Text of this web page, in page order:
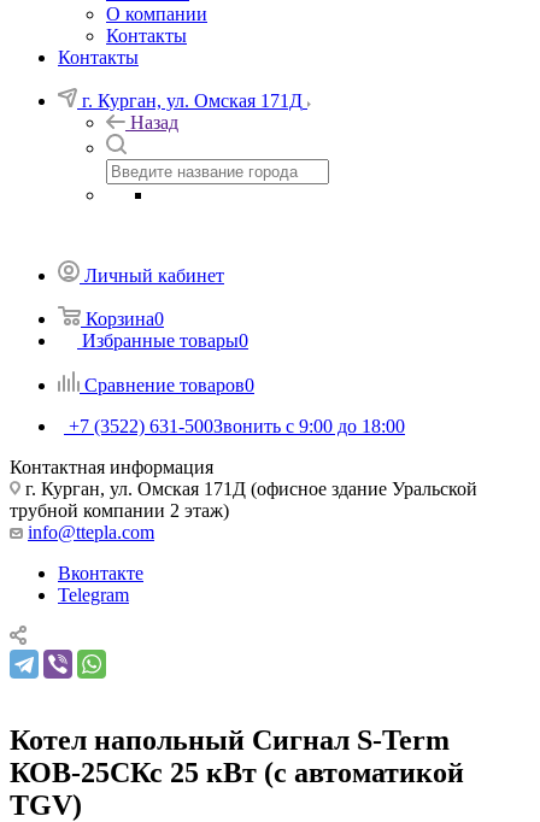
О компании
Контакты
Контакты
г. Курган, ул. Омская 171Д
Назад
Личный кабинет
Корзина0
Избранные товары0
Сравнение товаров0
+7 (3522) 631-500Звонить с 9:00 до 18:00
Контактная информация
г. Курган, ул. Омская 171Д (офисное здание Уральской
трубной компании 2 этаж)
info@ttepla.com
Вконтакте
Telegram
Котел напольный Сигнал S-Term
КОВ-25СКс 25 кВт (с автоматикой
TGV)